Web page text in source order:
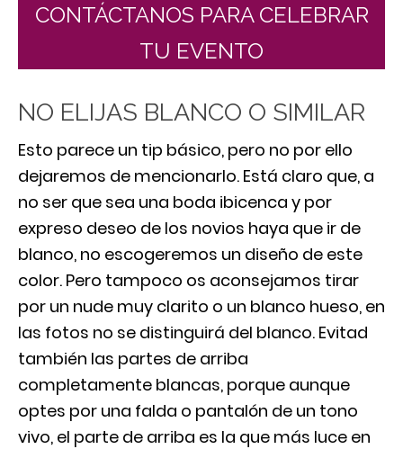
CONTÁCTANOS PARA CELEBRAR
TU EVENTO
NO ELIJAS BLANCO O SIMILAR
Esto parece un tip básico, pero no por ello
dejaremos de mencionarlo. Está claro que, a
no ser que sea una boda ibicenca y por
expreso deseo de los novios haya que ir de
blanco, no escogeremos un diseño de este
color. Pero tampoco os aconsejamos tirar
por un nude muy clarito o un blanco hueso, en
las fotos no se distinguirá del blanco. Evitad
también las partes de arriba
completamente blancas, porque aunque
optes por una falda o pantalón de un tono
vivo, el parte de arriba es la que más luce en